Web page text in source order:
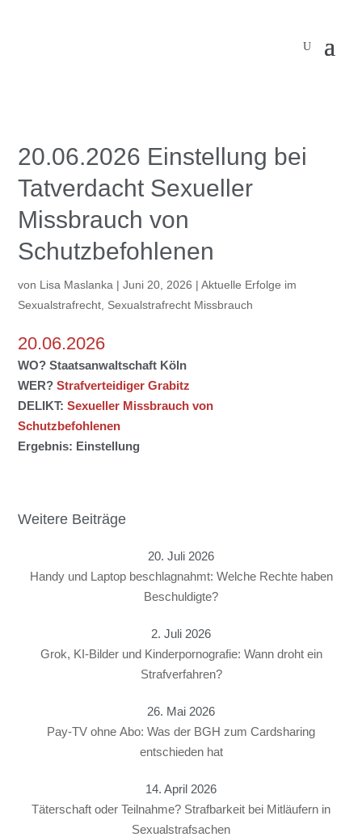
20.06.2026 Einstellung bei
Tatverdacht Sexueller
Missbrauch von
Schutzbefohlenen
von Lisa Maslanka |Juni 20, 2026 |Aktuelle Erfolge im
Sexualstrafrecht Sexualstrafrecht Missbrauch
20.06.2026
WO? Staatsanwaltschaft Köln
WER?Strafverteidiger Grabitz
DELIKT:Sexueller Missbrauch von
Schutzbefohlenen
Ergebnis: Einstellung
Weitere Beiträge
20. Juli 2026
Handy und Laptop beschlagnahmt: Welche Rechte haben
Beschuldigte?
2. Juli 2026
Grok, KI-Bilder und Kinderpornografie: Wann droht ein
Strafverfahren?
26. Mai 2026
Pay-TV ohne Abo: Was der BGH zum Cardsharing
entschieden hat
14. April 2026
Täterschaft oder Teilnahme? Strafbarkeit bei Mitläufern in
Sexualstrafsachen